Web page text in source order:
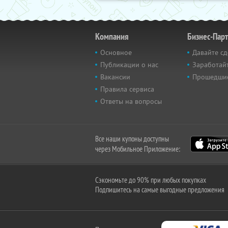
Компания
Основное
Публикации о нас
Вакансии
Правила сервиса
Ответы на вопросы
Бизнес-
Давайте
Все наши купоны доступны
через Мобильное Приложение:
Сэкономьте до 90% при любых покупках
Подпишитесь на самые выгодные предложения